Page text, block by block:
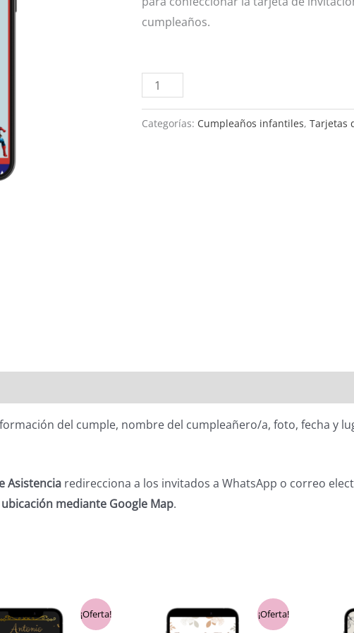
cumpleaños.
Categorías: Cumpleaños infantiles,Tarjetas
del cumple, nombre del cumpleañero/a, foto, fecha y
Asistenciaredirecciona a los invitados a WhatsApp o correo
ubicación mediante Google Map.
¡Oferta!
El
precio
precio
¡Oferta!
El
precio
precio